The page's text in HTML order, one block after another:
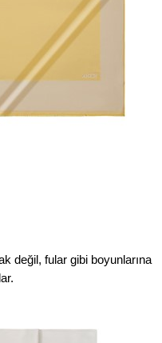
değil, fular gibi boyunlarına